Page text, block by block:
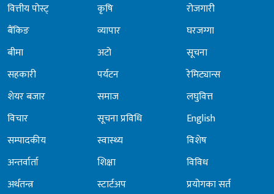
वित्तीय पोस्ट्
बैंकिङ
बीमा
सहकारी
शेयर बजार
विचार
सम्पादकीय
अन्तर्वार्ता
अर्थतन्त्र
कृषि
व्यापार
अटो
पर्यटन
समाज
सूचना प्रविधि
स्वास्थ्य
शिक्षा
स्टार्टअप
रोजगारी
घरजग्गा
सूचना
रेमिट्यान्स
लघुवित्त
English
विशेष
विविध
प्रयोगका सर्त